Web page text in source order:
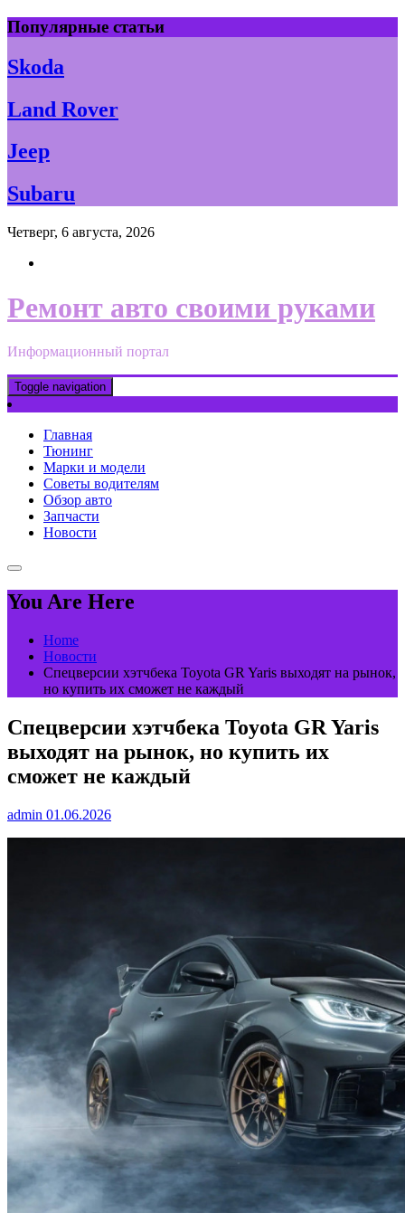
Skip
to
content
Популярные статьи
Skoda
Land Rover
Jeep
Subaru
Четверг, 6 августа, 2026
Ремонт авто своими руками
Информационный портал
Toggle navigation
Главная
Тюнинг
Марки и модели
Советы водителям
Обзор авто
Запчасти
Новости
You Are Here
Home
Новости
Спецверсии хэтчбека Toyota GR Yaris выходят на рынок,
но купить их сможет не каждый
Спецверсии хэтчбека Toyota GR Yaris
выходят на рынок, но купить их
сможет не каждый
admin 01.06.2026